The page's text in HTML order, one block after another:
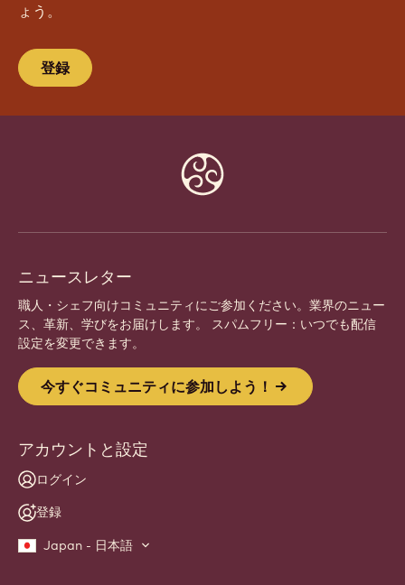
ょう。
登録
ニュースレター
職人・シェフ向けコミュニティにご参加ください。業界のニュー
ス、革新、学びをお届けします。 スパムフリー：いつでも配信
設定を変更できます。
今すぐコミュニティに参加しよう！
アカウントと設定
ログイン
登録
Japan - 日本語